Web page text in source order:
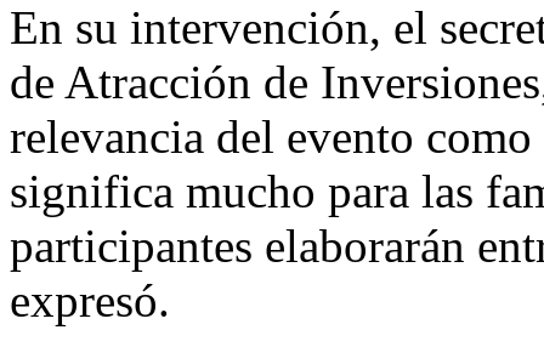
En su intervención, el
de Atracción de
relevancia del evento
significa mucho para las
participantes elaborarán
expresó.